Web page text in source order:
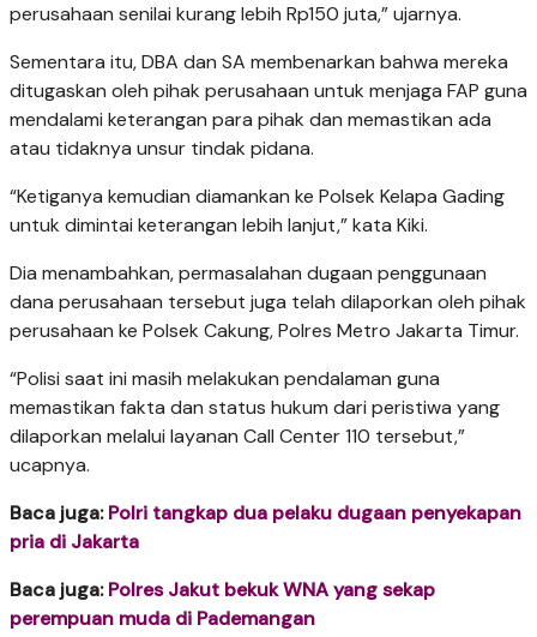
perusahaan senilai kurang lebih Rp150 juta,” ujarnya.
Sementara itu, DBA dan SA membenarkan bahwa mereka
ditugaskan oleh pihak perusahaan untuk menjaga FAP guna
mendalami keterangan para pihak dan memastikan ada
atau tidaknya unsur tindak pidana.
“Ketiganya kemudian diamankan ke Polsek Kelapa Gading
untuk dimintai keterangan lebih lanjut,” kata Kiki.
Dia menambahkan, permasalahan dugaan penggunaan
dana perusahaan tersebut juga telah dilaporkan oleh pihak
perusahaan ke Polsek Cakung, Polres Metro Jakarta Timur.
“Polisi saat ini masih melakukan pendalaman guna
memastikan fakta dan status hukum dari peristiwa yang
dilaporkan melalui layanan Call Center 110 tersebut,”
ucapnya.
Baca juga:Polri tangkap dua pelaku dugaan penyekapan
pria di Jakarta
Baca juga:Polres Jakut bekuk WNA yang sekap
perempuan muda di Pademangan